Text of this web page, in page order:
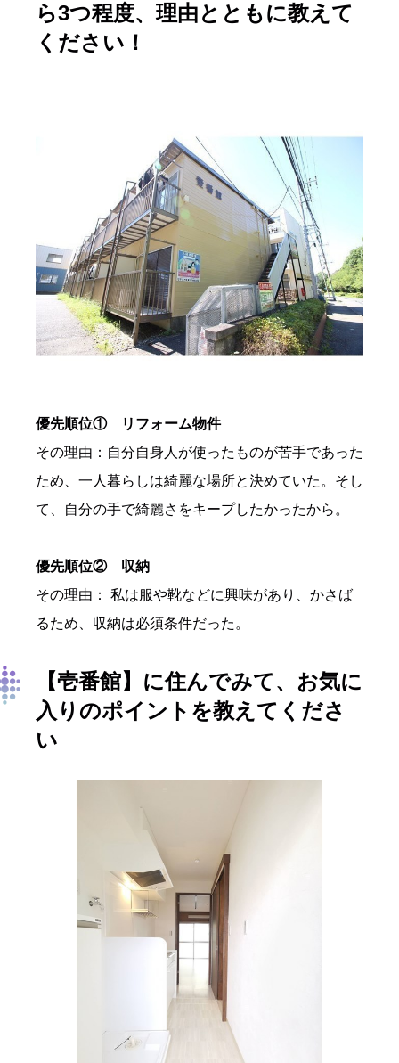
ら3つ程度、理由とともに教えて
ください！
優先順位① リフォーム物件
その理由：自分自身人が使ったものが苦手であった
ため、一人暮らしは綺麗な場所と決めていた。そし
て、自分の手で綺麗さをキープしたかったから。
優先順位② 収納
その理由： 私は服や靴などに興味があり、かさば
るため、収納は必須条件だった。
【壱番館】 に住んでみて、お気に
入りのポイントを教えてくださ
い